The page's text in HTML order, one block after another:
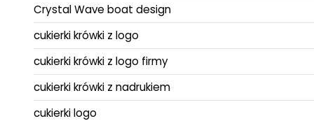
Crystal Wave boat design
cukierki krówki z logo
cukierki krówki z logo firmy
cukierki krówki z nadrukiem
cukierki logo